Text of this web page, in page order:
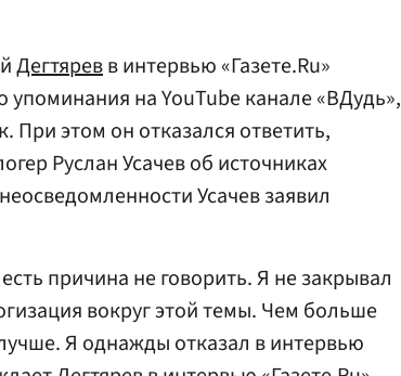
Дегтяревв интервью «Газете.Ru»
упоминания на YouTube канале «ВДудь»,
При этом он отказался ответить,
Руслан Усачев об источниках
Усачев заявил
причина не говорить. Я не закрывал
вокруг этой темы. Чем больше
Я однажды отказал в интервью